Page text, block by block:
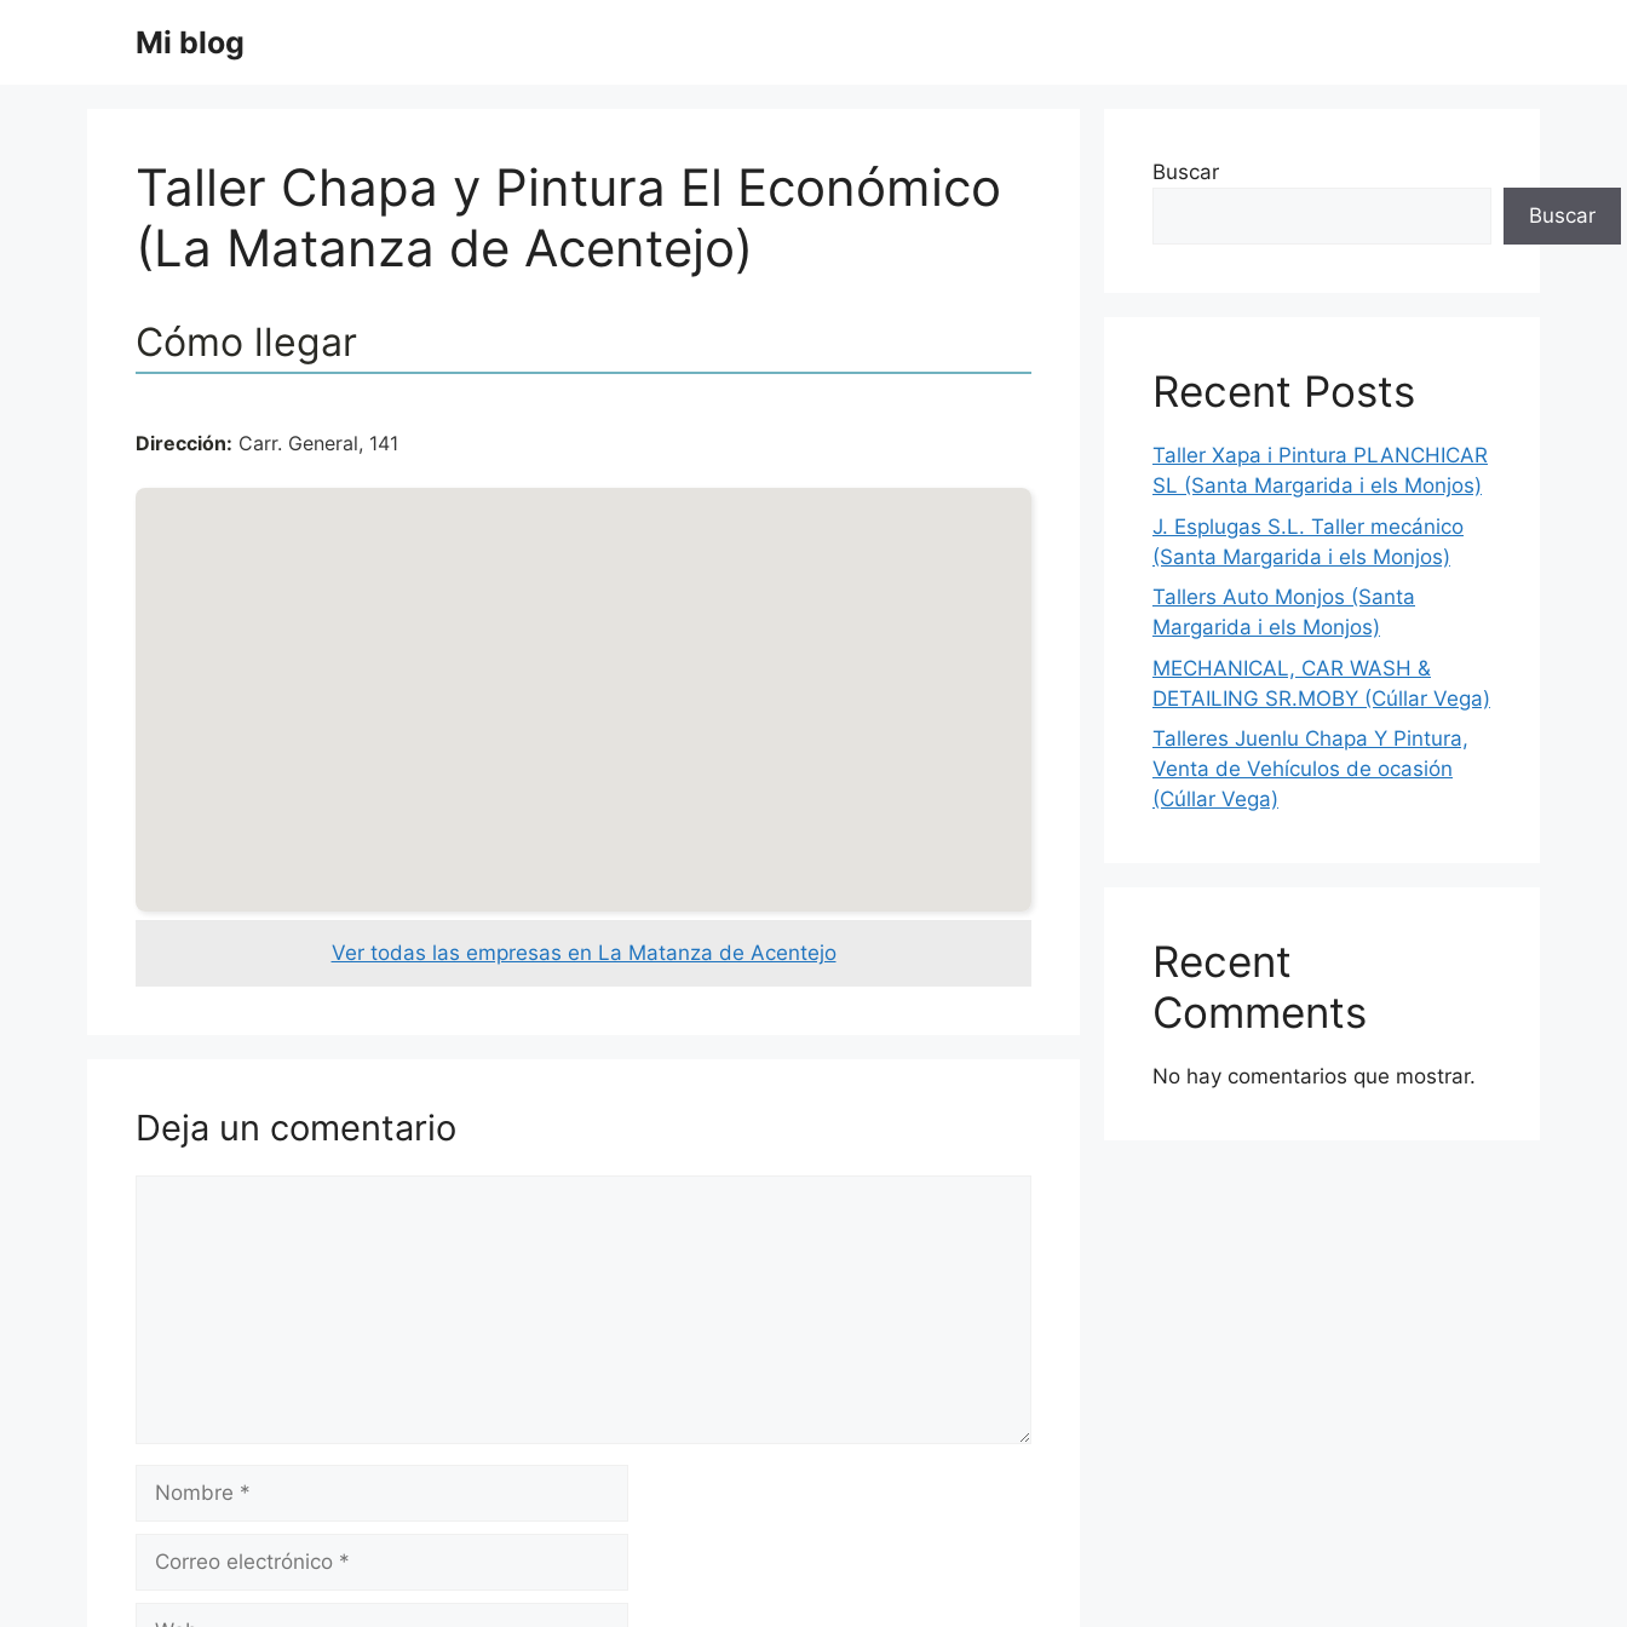
Mi blog
Taller Chapa y Pintura El Económico
(La Matanza de Acentejo)
Cómo llegar
Dirección: Carr. General, 141
Ver todas las empresas en La Matanza de Acentejo
Deja un comentario
Nombre
Correo
Web
Buscar
Buscar
Recent Posts
Taller Xapa i Pintura PLANCHICAR
SL (Santa Margarida i els Monjos)
J. Esplugas S.L. Taller mecánico
(Santa Margarida i els Monjos)
Tallers Auto Monjos (Santa
Margarida i els Monjos)
MECHANICAL, CAR WASH &
DETAILING SR.MOBY (Cúllar Vega)
Talleres Juenlu Chapa Y Pintura,
Venta de Vehículos de ocasión
(Cúllar Vega)
Recent
Comments
No hay comentarios que mostrar.